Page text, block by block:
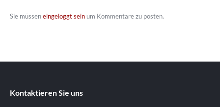
Sie müsseneingeloggt seinum Kommentare zu posten.
Kontaktieren Sie uns